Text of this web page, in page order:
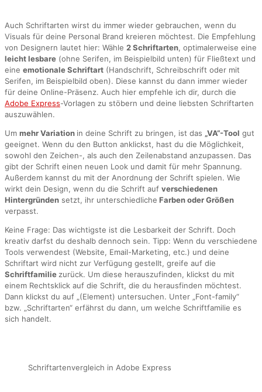
Auch Schriftarten wirst du immer wieder gebrauchen, wenn du
Visuals für deine Personal Brand kreieren möchtest. Die Empfehlung
von Designern lautet hier: Wähle 2 Schriftarten, optimalerweise eine
leicht lesbare (ohne Serifen, im Beispielbild unten) für Fließtext und
eine emotionale Schriftart (Handschrift, Schreibschrift oder mit
Serifen, im Beispielbild oben). Diese kannst du dann immer wieder
für deine Online-Präsenz. Auch hier empfehle ich dir, durch die
Adobe Express-Vorlagen zu stöbern und deine liebsten Schriftarten
auszuwählen.
Um mehr Variation in deine Schrift zu bringen, ist das „VA“-Tool gut
geeignet. Wenn du den Button anklickst, hast du die Möglichkeit,
sowohl den Zeichen-, als auch den Zeilenabstand anzupassen. Das
gibt der Schrift einen neuen Look und damit für mehr Spannung.
Außerdem kannst du mit der Anordnung der Schrift spielen. Wie
wirkt dein Design, wenn du die Schrift auf verschiedenen
Hintergründen setzt, ihr unterschiedliche Farben oder Größen
verpasst.
Keine Frage: Das wichtigste ist die Lesbarkeit der Schrift. Doch
kreativ darfst du deshalb dennoch sein. Tipp: Wenn du verschiedene
Tools verwendest (Website, Email-Marketing, etc.) und deine
Schriftart wird nicht zur Verfügung gestellt, greife auf die
Schriftfamilie zurück. Um diese herauszufinden, klickst du mit
einem Rechtsklick auf die Schrift, die du herausfinden möchtest.
Dann klickst du auf „(Element) untersuchen. Unter „Font-family“
bzw. „Schriftarten“ erfährst du dann, um welche Schriftfamilie es
sich handelt.
Schriftartenvergleich in Adobe Express